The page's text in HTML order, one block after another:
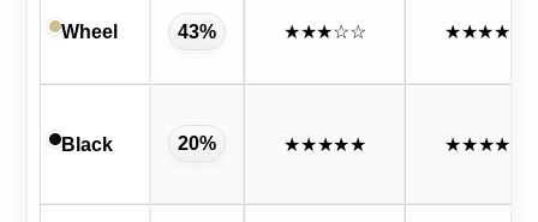
Wheel 43% ★★★☆☆ ★★★★
Black 20% ★★★★★ ★★★★★